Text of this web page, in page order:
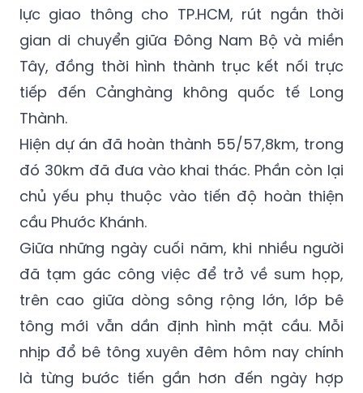
lực giao thông cho TP.HCM, rút ngắn thời
gian di chuyển giữa Đông Nam Bộ và miền
Tây, đồng thời hình thành trục kết nối trực
tiếp đến Cảnghàng không quốc tế Long
Thành.
Hiện dự án đã hoàn thành 55/57,8km, trong
đó 30km đã đưa vào khai thác. Phần còn lại
chủ yếu phụ thuộc vào tiến độ hoàn thiện
cầu Phước Khánh.
Giữa những ngày cuối năm, khi nhiều người
đã tạm gác công việc để trở về sum họp,
trên cao giữa dòng sông rộng lớn, lớp bê
tông mới vẫn dần định hình mặt cầu. Mỗi
nhịp đổ bê tông xuyên đêm hôm nay chính
là từng bước tiến gần hơn đến ngày hợp